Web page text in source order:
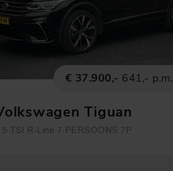
€ 37.900,- 641,- p.m.
Tiguan
TSI R-Line 7-PERSOONS 7P